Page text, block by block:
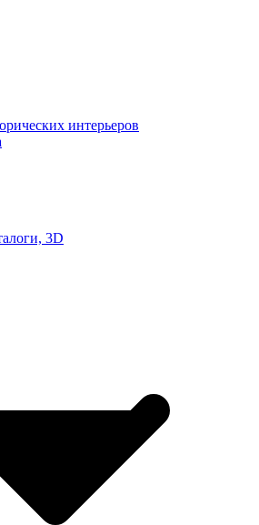
интерьеров
3D